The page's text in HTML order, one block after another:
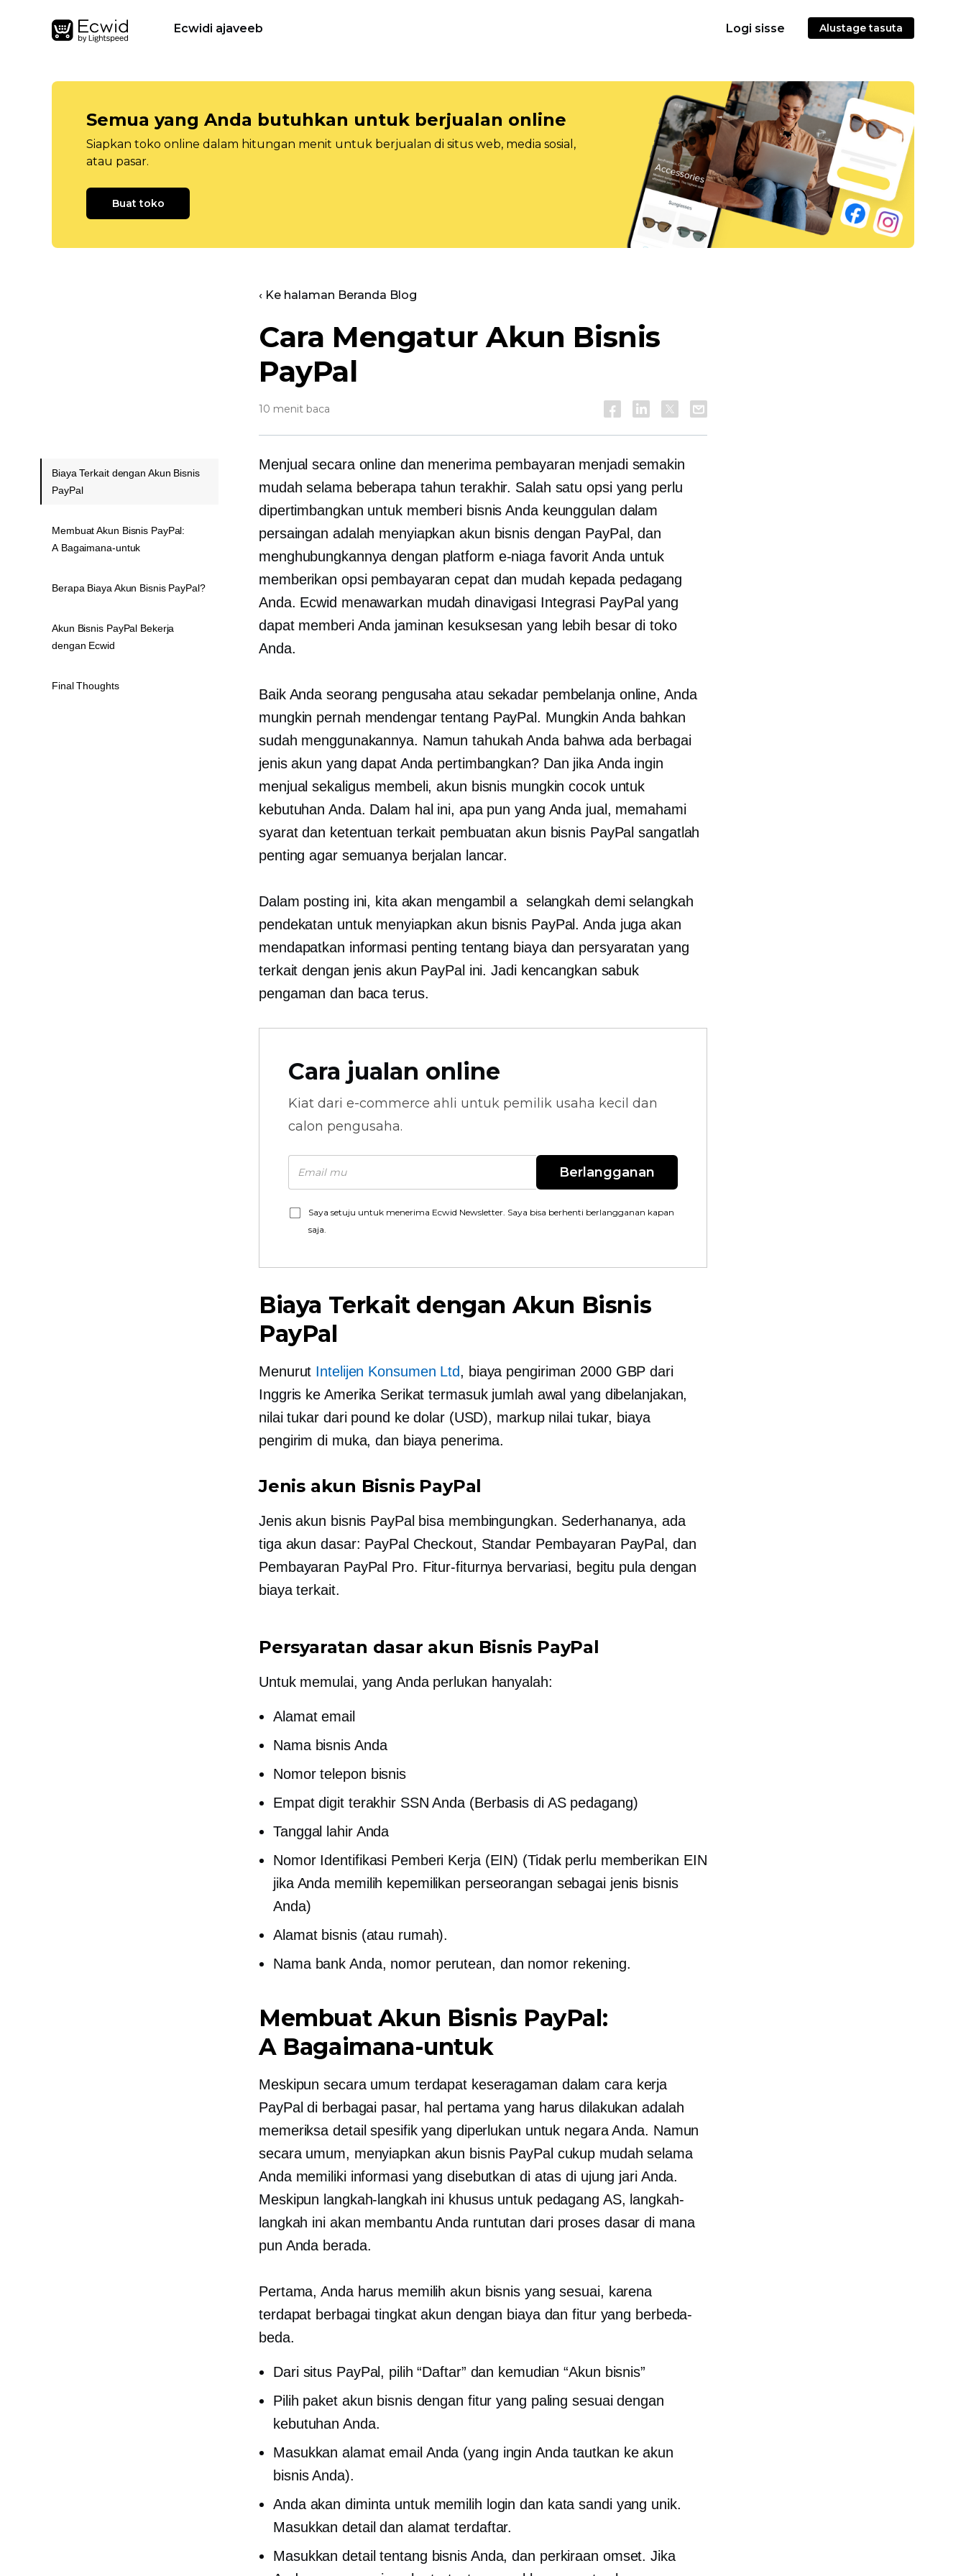
Ecwidi ajaveeb Logi sisse Alustage tasuta
Semua yang Anda butuhkan untuk berjualan online
Siapkan toko online dalam hitungan menit untuk berjualan di situs web, media sosial,
atau pasar.
Buat toko
‹ Ke halaman Beranda Blog
Cara Mengatur Akun Bisnis
PayPal
10 menit baca
Menjual secara online dan menerima pembayaran menjadi semakin
mudah selama beberapa tahun terakhir. Salah satu opsi yang perlu
dipertimbangkan untuk memberi bisnis Anda keunggulan dalam
persaingan adalah menyiapkan akun bisnis dengan PayPal, dan
menghubungkannya dengan platform e-niaga favorit Anda untuk
memberikan opsi pembayaran cepat dan mudah kepada pedagang
Anda. Ecwid menawarkan mudah dinavigasi Integrasi PayPal yang
dapat memberi Anda jaminan kesuksesan yang lebih besar di toko
Anda.
Baik Anda seorang pengusaha atau sekadar pembelanja online, Anda
mungkin pernah mendengar tentang PayPal. Mungkin Anda bahkan
sudah menggunakannya. Namun tahukah Anda bahwa ada berbagai
jenis akun yang dapat Anda pertimbangkan? Dan jika Anda ingin
menjual sekaligus membeli, akun bisnis mungkin cocok untuk
kebutuhan Anda. Dalam hal ini, apa pun yang Anda jual, memahami
syarat dan ketentuan terkait pembuatan akun bisnis PayPal sangatlah
penting agar semuanya berjalan lancar.
Dalam posting ini, kita akan mengambil a selangkah demi selangkah
pendekatan untuk menyiapkan akun bisnis PayPal. Anda juga akan
mendapatkan informasi penting tentang biaya dan persyaratan yang
terkait dengan jenis akun PayPal ini. Jadi kencangkan sabuk
pengaman dan baca terus.
Cara jualan online
Kiat dari e-commerce ahli untuk pemilik usaha kecil dan
calon pengusaha.
Berlangganan
Saya setuju untuk menerima Ecwid Newsletter. Saya bisa berhenti berlangganan kapan
saja.
Biaya Terkait dengan Akun Bisnis
PayPal
Menurut Intelijen Konsumen Ltd, biaya pengiriman 2000 GBP dari
Inggris ke Amerika Serikat termasuk jumlah awal yang dibelanjakan,
nilai tukar dari pound ke dolar (USD), markup nilai tukar, biaya
pengirim di muka, dan biaya penerima.
Jenis akun Bisnis PayPal
Jenis akun bisnis PayPal bisa membingungkan. Sederhananya, ada
tiga akun dasar: PayPal Checkout, Standar Pembayaran PayPal, dan
Pembayaran PayPal Pro. Fitur-fiturnya bervariasi, begitu pula dengan
biaya terkait.
Persyaratan dasar akun Bisnis PayPal
Untuk memulai, yang Anda perlukan hanyalah:
Alamat email
Nama bisnis Anda
Nomor telepon bisnis
Empat digit terakhir SSN Anda (Berbasis di ASpedagang)
Tanggal lahir Anda
Nomor Identifikasi Pemberi Kerja (EIN) (Tidak perlu memberikan EIN
jika Anda memilih kepemilikan perseorangan sebagai jenis bisnis
Anda)
Alamat bisnis (atau rumah).
Nama bank Anda, nomor perutean, dan nomor rekening.
Membuat Akun Bisnis PayPal:
A Bagaimana-untuk
Meskipun secara umum terdapat keseragaman dalam cara kerja
PayPal di berbagai pasar, hal pertama yang harus dilakukan adalah
memeriksa detail spesifik yang diperlukan untuk negara Anda. Namun
secara umum, menyiapkan akun bisnis PayPal cukup mudah selama
Anda memiliki informasi yang disebutkan di atas di ujung jari Anda.
Meskipun langkah-langkah ini khusus untuk pedagang AS, langkah-
langkah ini akan membantu Anda runtutan dari proses dasar di mana
pun Anda berada.
Pertama, Anda harus memilih akun bisnis yang sesuai, karena
terdapat berbagai tingkat akun dengan biaya dan fitur yang berbeda-
beda.
Dari situs PayPal, pilih “Daftar” dan kemudian “Akun bisnis”
Pilih paket akun bisnis dengan fitur yang paling sesuai dengan
kebutuhan Anda.
Masukkan alamat email Anda (yang ingin Anda tautkan ke akun
bisnis Anda).
Anda akan diminta untuk memilih login dan kata sandi yang unik.
Masukkan detail dan alamat terdaftar.
Masukkan detail tentang bisnis Anda, dan perkiraan omset. Jika
Biaya Terkait dengan Akun Bisnis
PayPal
Membuat Akun Bisnis PayPal:
A Bagaimana-untuk
Berapa Biaya Akun Bisnis PayPal?
Akun Bisnis PayPal Bekerja
dengan Ecwid
Final Thoughts